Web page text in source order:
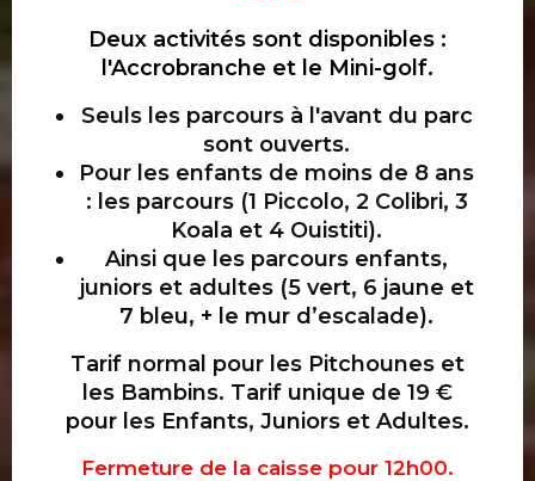
Deux activités sont disponibles :
l'Accrobranche et le Mini-golf.
Seuls les parcours à l'avant du parc
sont ouverts.
Pour les enfants de moins de 8 ans
: les parcours (1 Piccolo, 2 Colibri, 3
Koala et 4 Ouistiti).
Ainsi que les parcours enfants,
juniors et adultes (5 vert, 6 jaune et
7 bleu, + le mur d’escalade).
Tarif normal pour les Pitchounes et
les Bambins. Tarif unique de 19 €
pour les Enfants, Juniors et Adultes.
Fermeture de la caisse pour 12h00.